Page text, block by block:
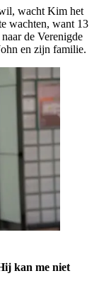
wacht Kim het
wachten, want 13
de Verenigde
en zijn familie.
kan me niet